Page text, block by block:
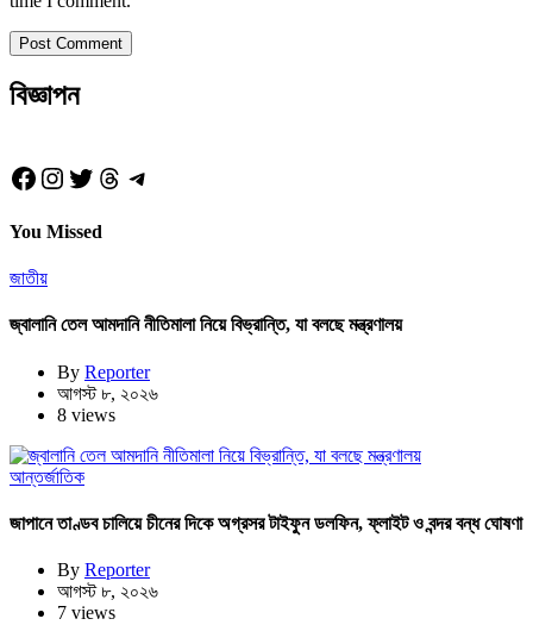
বিজ্ঞাপন
Facebook
Instagram
Twitter
Threads
Telegram
You Missed
জাতীয়
জ্বালানি তেল আমদানি নীতিমালা নিয়ে বিভ্রান্তি, যা বলছে মন্ত্রণালয়
By Reporter
আগস্ট ৮, ২০২৬
8 views
আন্তর্জাতিক
জাপানে তাণ্ডব চালিয়ে চীনের দিকে অগ্রসর টাইফুন ডলফিন, ফ্লাইট ও বন্দর বন্ধ ঘোষণা
By Reporter
আগস্ট ৮, ২০২৬
7 views